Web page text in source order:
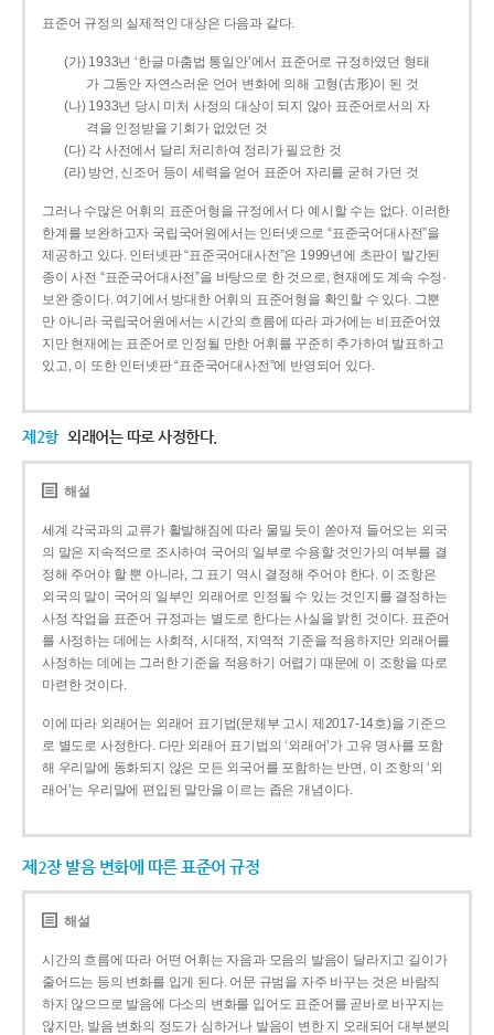
표준어 규정의 실제적인 대상은 다음과 같다.
(가) 1933년 ‘한글 마춤법 통일안’에서 표준어로 규정하였던 형태
가 그동안 자연스러운 언어 변화에 의해 고형(古形)이 된 것
(나) 1933년 당시 미처 사정의 대상이 되지 않아 표준어로서의 자
격을 인정받을 기회가 없었던 것
(다) 각 사전에서 달리 처리하여 정리가 필요한 것
(라) 방언, 신조어 등이 세력을 얻어 표준어 자리를 굳혀 가던 것
그러나 수많은 어휘의 표준어형을 규정에서 다 예시할 수는 없다. 이러한
한계를 보완하고자 국립국어원에서는 인터넷으로 “표준국어대사전”을
제공하고 있다. 인터넷판 “표준국어대사전”은 1999년에 초판이 발간된
종이 사전 “표준국어대사전”을 바탕으로 한 것으로, 현재에도 계속 수정·
보완 중이다. 여기에서 방대한 어휘의 표준어형을 확인할 수 있다. 그뿐
만 아니라 국립국어원에서는 시간의 흐름에 따라 과거에는 비표준어였
지만 현재에는 표준어로 인정될 만한 어휘를 꾸준히 추가하여 발표하고
있고, 이 또한 인터넷판 “표준국어대사전”에 반영되어 있다.
제2항 외래어는 따로 사정한다.
해설
세계 각국과의 교류가 활발해짐에 따라 물밀 듯이 쏟아져 들어오는 외국
의 말은 지속적으로 조사하여 국어의 일부로 수용할 것인가의 여부를 결
정해 주어야 할 뿐 아니라, 그 표기 역시 결정해 주어야 한다. 이 조항은
외국의 말이 국어의 일부인 외래어로 인정될 수 있는 것인지를 결정하는
사정 작업을 표준어 규정과는 별도로 한다는 사실을 밝힌 것이다. 표준어
를 사정하는 데에는 사회적, 시대적, 지역적 기준을 적용하지만 외래어를
사정하는 데에는 그러한 기준을 적용하기 어렵기 때문에 이 조항을 따로
마련한 것이다.
이에 따라 외래어는 외래어 표기법(문체부 고시 제2017-14호)을 기준으
로 별도로 사정한다. 다만 외래어 표기법의 ‘외래어’가 고유 명사를 포함
해 우리말에 동화되지 않은 모든 외국어를 포함하는 반면, 이 조항의 ‘외
래어’는 우리말에 편입된 말만을 이르는 좁은 개념이다.
제2장 발음 변화에 따른 표준어 규정
해설
시간의 흐름에 따라 어떤 어휘는 자음과 모음의 발음이 달라지고 길이가
줄어드는 등의 변화를 입게 된다. 어문 규범을 자주 바꾸는 것은 바람직
하지 않으므로 발음에 다소의 변화를 입어도 표준어를 곧바로 바꾸지는
않지만, 발음 변화의 정도가 심하거나 발음이 변한 지 오래되어 대부분의